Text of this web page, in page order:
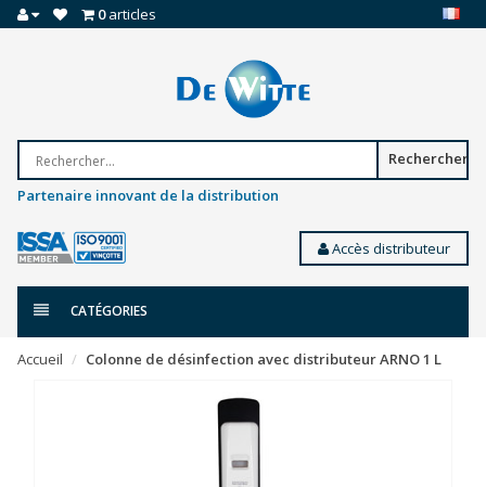
0articles
Rechercher
Partenaire innovant de la distribution
Accès distributeur
CATÉGORIES
Accueil Colonne de désinfection avec distributeur ARNO 1 L